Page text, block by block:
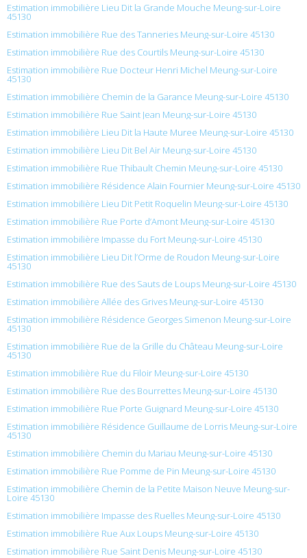
Estimation immobilière Lieu Dit la Grande Mouche Meung-sur-Loire
45130
Estimation immobilière Rue des Tanneries Meung-sur-Loire 45130
Estimation immobilière Rue des Courtils Meung-sur-Loire 45130
Estimation immobilière Rue Docteur Henri Michel Meung-sur-Loire
45130
Estimation immobilière Chemin de la Garance Meung-sur-Loire 45130
Estimation immobilière Rue Saint Jean Meung-sur-Loire 45130
Estimation immobilière Lieu Dit la Haute Muree Meung-sur-Loire 45130
Estimation immobilière Lieu Dit Bel Air Meung-sur-Loire 45130
Estimation immobilière Rue Thibault Chemin Meung-sur-Loire 45130
Estimation immobilière Résidence Alain Fournier Meung-sur-Loire 45130
Estimation immobilière Lieu Dit Petit Roquelin Meung-sur-Loire 45130
Estimation immobilière Rue Porte d’Amont Meung-sur-Loire 45130
Estimation immobilière Impasse du Fort Meung-sur-Loire 45130
Estimation immobilière Lieu Dit l’Orme de Roudon Meung-sur-Loire
45130
Estimation immobilière Rue des Sauts de Loups Meung-sur-Loire 45130
Estimation immobilière Allée des Grives Meung-sur-Loire 45130
Estimation immobilière Résidence Georges Simenon Meung-sur-Loire
45130
Estimation immobilière Rue de la Grille du Château Meung-sur-Loire
45130
Estimation immobilière Rue du Filoir Meung-sur-Loire 45130
Estimation immobilière Rue des Bourrettes Meung-sur-Loire 45130
Estimation immobilière Rue Porte Guignard Meung-sur-Loire 45130
Estimation immobilière Résidence Guillaume de Lorris Meung-sur-Loire
45130
Estimation immobilière Chemin du Mariau Meung-sur-Loire 45130
Estimation immobilière Rue Pomme de Pin Meung-sur-Loire 45130
Estimation immobilière Chemin de la Petite Maison Neuve Meung-sur-
Loire 45130
Estimation immobilière Impasse des Ruelles Meung-sur-Loire 45130
Estimation immobilière Rue Aux Loups Meung-sur-Loire 45130
Estimation immobilière Rue Saint Denis Meung-sur-Loire 45130